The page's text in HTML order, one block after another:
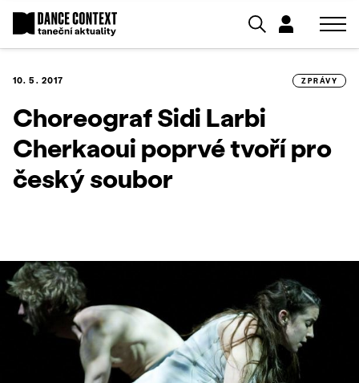
10. 5. 2017 ZPRÁVY
Choreograf Sidi Larbi
Cherkaoui poprvé tvoří pro
český soubor